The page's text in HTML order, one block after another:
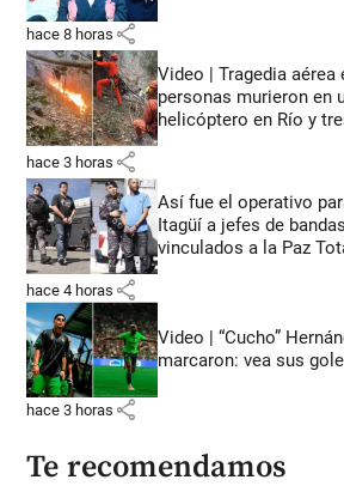
hace 8 horas share
Video | Tragedia aérea
personas murieron en
helicóptero en Río y
hace 3 horas share
Así fue el operativo
Itagüí a jefes de
vinculados a la Paz
hace 4 horas share
Video | “Cucho”
marcaron: vea sus
hace 3 horas share
Te recomendamos